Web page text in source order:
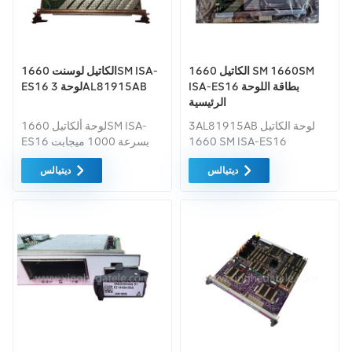
الكاتيل لوسنت 1660SM ISA-
ES16 لوحة 3AL81915AB
لوحة ألكاتيل 1660SM ISA-
ES16 بسرعة 1000 ميجابت
في الثانية 3AL81915AB
7750ديتيالس
الكاتيل 1660 SM 1660SM
ISA-ES16 بطاقة اللوحة
الرئيسية
3AL81915BA/3AL37952
3AL81915AB لوحة الكاتيل
1660 SM ISA-ES16
ديتيالس